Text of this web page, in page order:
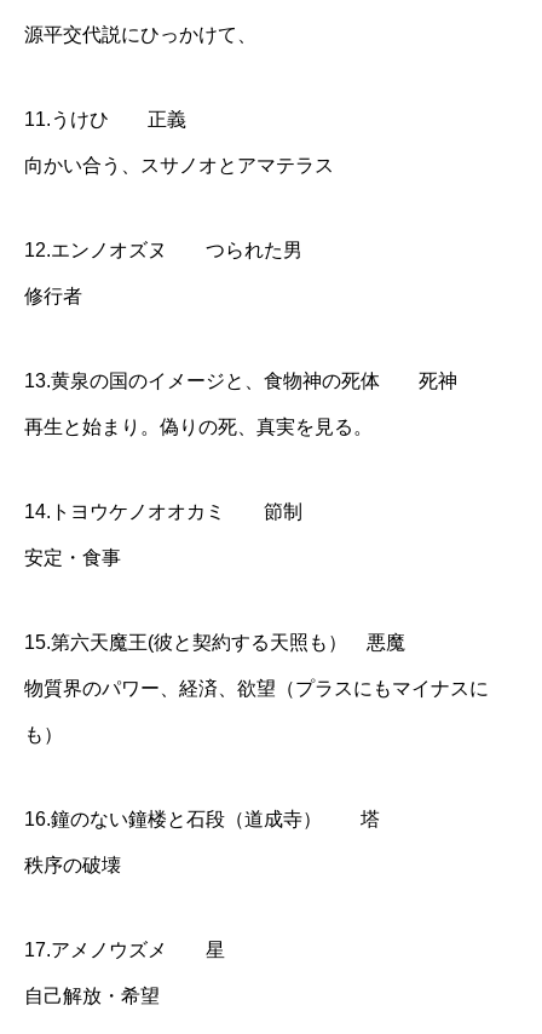
源平交代説にひっかけて、
11.うけひ 正義
向かい合う、スサノオとアマテラス
12.エンノオズヌ つられた男
修行者
13.黄泉の国のイメージと、食物神の死体 死神
再生と始まり。偽りの死、真実を見る。
14.トヨウケノオオカミ 節制
安定・食事
15.第六天魔王(彼と契約する天照も） 悪魔
物質界のパワー、経済、欲望（プラスにもマイナスに
も）
16.鐘のない鐘楼と石段（道成寺） 塔
秩序の破壊
17.アメノウズメ 星
自己解放・希望